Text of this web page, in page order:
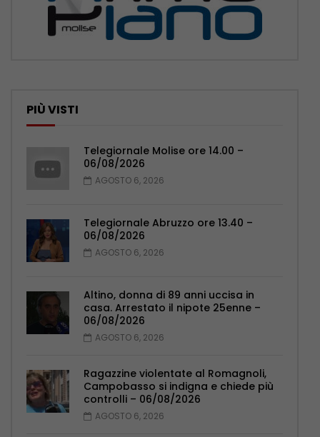
PIÙ VISTI
Telegiornale Molise ore 14.00 –
06/08/2026
AGOSTO 6, 2026
Telegiornale Abruzzo ore 13.40 –
06/08/2026
AGOSTO 6, 2026
Altino, donna di 89 anni uccisa in
casa. Arrestato il nipote 25enne –
06/08/2026
AGOSTO 6, 2026
Ragazzine violentate al Romagnoli,
Campobasso si indigna e chiede più
controlli – 06/08/2026
AGOSTO 6, 2026